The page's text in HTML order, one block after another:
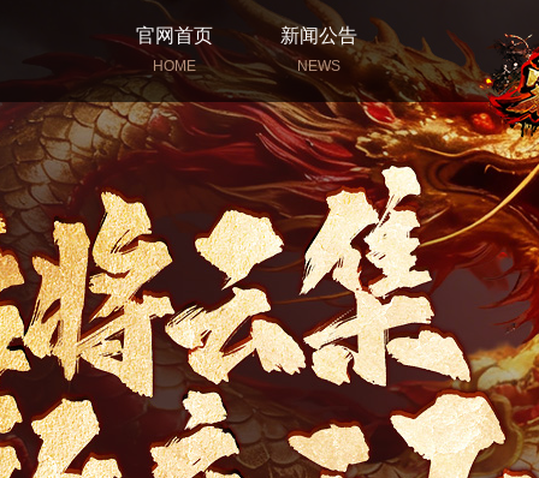
官网首页
HOME
新闻公告
NEWS